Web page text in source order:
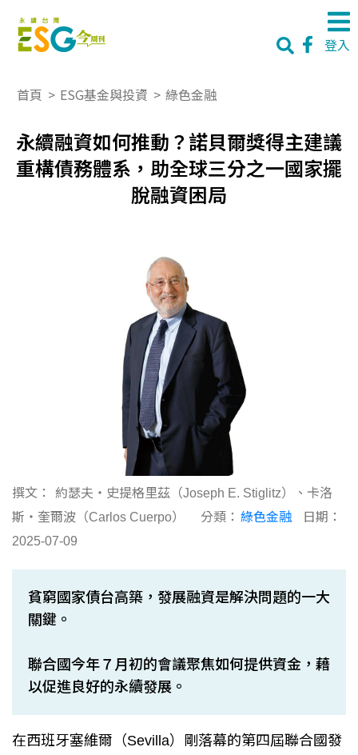
登入
首頁 > ESG基金與投資 > 綠色金融
永續融資如何推動？諾貝爾獎得主建議
重構債務體系，助全球三分之一國家擺
脫融資困局
撰文：
約瑟夫‧史提格里茲（Joseph E. Stiglitz）、卡洛
斯‧奎爾波（Carlos Cuerpo） 分類： 綠色金融
日期：
2025-07-09
貧窮國家債台高築，發展融資是解決問題的一大
關鍵。
聯合國今年７月初的會議聚焦如何提供資金，藉
以促進良好的永續發展。
在西班牙塞維爾（Sevilla）剛落幕的第四屆聯合國發